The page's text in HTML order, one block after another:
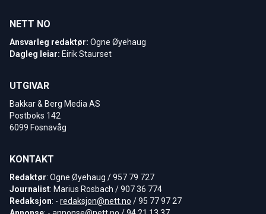
NETT NO
Ansvarleg redaktør: Ogne Øyehaug
Dagleg leiar: Eirik Staurset
UTGIVAR
Bakkar & Berg Media AS
Postboks 142
6099 Fosnavåg
KONTAKT
Redaktør: Ogne Øyehaug / 957 79 727
Journalist: Marius Rosbach / 907 36 774
Redaksjon: - redaksjon@nett.no / 95 77 97 27